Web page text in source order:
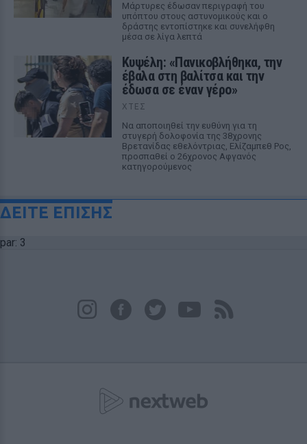
Μάρτυρες έδωσαν περιγραφή του
υπόπτου στους αστυνομικούς και ο
δράστης εντοπίστηκε και συνελήφθη
μέσα σε λίγα λεπτά
Κυψέλη: «Πανικοβλήθηκα, την
έβαλα στη βαλίτσα και την
έδωσα σε έναν γέρο»
ΧΤΕΣ
Να αποποιηθεί την ευθύνη για τη
στυγερή δολοφονία της 38χρονης
Βρετανίδας εθελόντριας, Ελίζαμπεθ Ρος,
προσπαθεί ο 26χρονος Αφγανός
κατηγορούμενος
ΔΕΙΤΕ ΕΠΙΣΗΣ
par: 3